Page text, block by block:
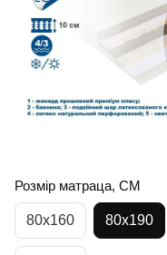
Розмір матраца, СМ
80x160 80x190